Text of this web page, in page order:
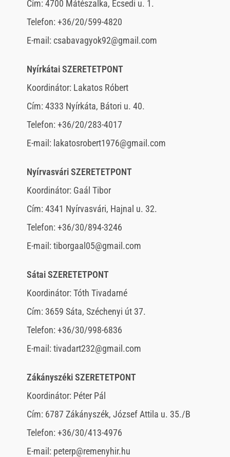
Cím: 4700 Mátészalka, Ecsedi u. 1.
Telefon: +36/20/599-4820
E-mail: csabavagyok92@gmail.com
Nyírkátai SZERETETPONT
Koordinátor: Lakatos Róbert
Cím: 4333 Nyírkáta, Bátori u. 40.
Telefon: +36/20/283-4017
E-mail: lakatosrobert1976@gmail.com
Nyírvasvári SZERETETPONT
Koordinátor: Gaál Tibor
Cím: 4341 Nyírvasvári, Hajnal u. 32.
Telefon: +36/30/894-3246
E-mail: tiborgaal05@gmail.com
Sátai SZERETETPONT
Koordinátor: Tóth Tivadarné
Cím: 3659 Sáta, Széchenyi út 37.
Telefon: +36/30/998-6836
E-mail: tivadart232@gmail.com
Zákányszéki SZERETETPONT
Koordinátor: Péter Pál
Cím: 6787 Zákányszék, József Attila u. 35./B
Telefon: +36/30/413-4976
E-mail: peterp@remenyhir.hu